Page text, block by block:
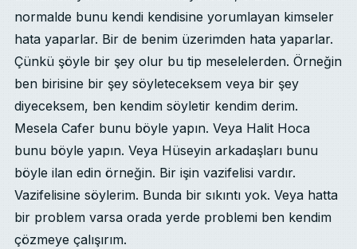
normalde bunu kendi kendisine yorumlayan kimseler
hata yaparlar. Bir de benim üzerimden hata yaparlar.
Çünkü şöyle bir şey olur bu tip meselelerden. Örneğin
ben birisine bir şey söyleteceksem veya bir şey
diyeceksem, ben kendim söyletir kendim derim.
Mesela Cafer bunu böyle yapın. Veya Halit Hoca
bunu böyle yapın. Veya Hüseyin arkadaşları bunu
böyle ilan edin örneğin. Bir işin vazifelisi vardır.
Vazifelisine söylerim. Bunda bir sıkıntı yok. Veya hatta
bir problem varsa orada yerde problemi ben kendim
çözmeye çalışırım.